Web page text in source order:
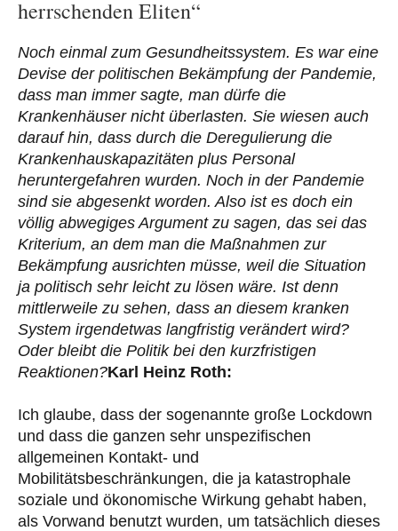
herrschenden Eliten“
Noch einmal zum Gesundheitssystem. Es war eine
Devise der politischen Bekämpfung der Pandemie,
dass man immer sagte, man dürfe die
Krankenhäuser nicht überlasten. Sie wiesen auch
darauf hin, dass durch die Deregulierung die
Krankenhauskapazitäten plus Personal
heruntergefahren wurden. Noch in der Pandemie
sind sie abgesenkt worden. Also ist es doch ein
völlig abwegiges Argument zu sagen, das sei das
Kriterium, an dem man die Maßnahmen zur
Bekämpfung ausrichten müsse, weil die Situation
ja politisch sehr leicht zu lösen wäre. Ist denn
mittlerweile zu sehen, dass an diesem kranken
System irgendetwas langfristig verändert wird?
Oder bleibt die Politik bei den kurzfristigen
Reaktionen?Karl Heinz Roth:
Ich glaube, dass der sogenannte große Lockdown
und dass die ganzen sehr unspezifischen
allgemeinen Kontakt- und
Mobilitätsbeschränkungen, die ja katastrophale
soziale und ökonomische Wirkung gehabt haben,
als Vorwand benutzt wurden, um tatsächlich dieses